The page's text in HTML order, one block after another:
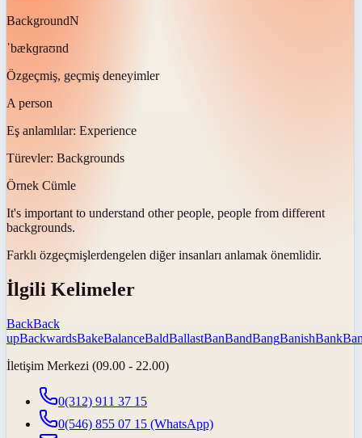
BackgroundN
ˈbækɡraʊnd
Özgeçmiş, geçmiş deneyimler
A person
Eş anlamlılar: Experience
Türevler: Backgrounds
Örnek Cümle
It's important to understand other people, people from different
backgrounds.
Farklı özgeçmişlerdengelen diğer insanları anlamak önemlidir.
İlgili Kelimeler
BackBack
upBackwardsBakeBalanceBaldBallastBanBandBangBanishBank
İletişim Merkezi (09.00 - 22.00)
0(312) 911 37 15
0(546) 855 07 15 (WhatsApp)